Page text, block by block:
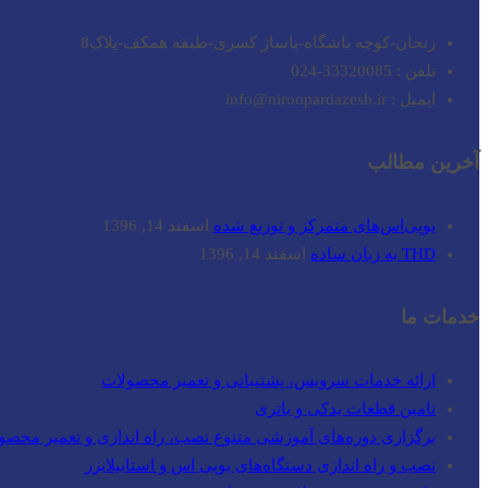
زنجان-کوچه باشگاه-پاساژ کسری-طبقه همکف-پلاک8
تلفن : 33320085-024
ایمیل : info@niroopardazesh.ir
آخرین مطالب
یوپی‌اس‌های متمرکز و توزیع شده
اسفند 14, 1396
THD به زبان ساده
اسفند 14, 1396
خدمات ما
ارائه خدمات سرویس، پشتیبانی و تعمیر محصولات
تامین قطعات یدکی و باتری
برگزاری دوره‌های آموزشی متنوع نصب، راه اندازی و تعمیر
نصب و راه‌ اندازی دستگاه‌های یوپی اس و استابیلایزر